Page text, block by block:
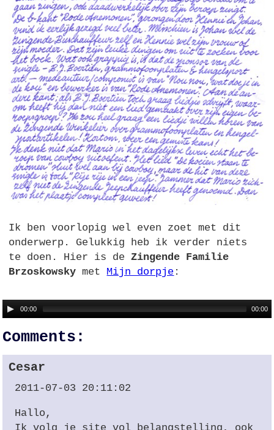
Ik ben voorlopig wel even zoet met dit
onderwerp. Gelukkig heb ik verder niets
te doen. Hier is deZingende Familie
Brzoskowsky met Mijn dorpje :
00:00 00:00
Comments:
Cesar
2011-07-03 20:11:02
Hallo,